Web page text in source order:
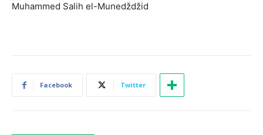
Muhammed Salih el-Munedždžid
Facebook Twitter